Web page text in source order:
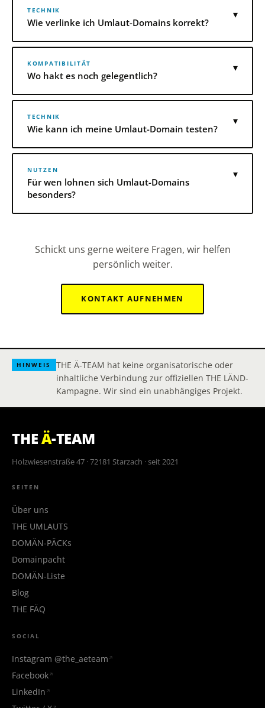
TECHNIK
Wie verlinke ich Umlaut-Domains korrekt?
▾
KOMPATIBILITÄT
Wo hakt es noch gelegentlich?
▾
TECHNIK
Wie kann ich meine Umlaut-Domain testen?
▾
NUTZEN
Für wen lohnen sich Umlaut-Domains
besonders?
▾
Schickt uns gerne weitere Fragen, wir helfen
persönlich weiter.
KONTAKT AUFNEHMEN
HINWEIS
THE Ä-TEAM hat keine organisatorische oder
inhaltliche Verbindung zur offiziellen THE LÄND-
Kampagne. Wir sind ein unabhängiges Projekt.
THEÄ-TEAM
Holzwiesenstraße 47 · 72181 Starzach · seit 2021
SEITEN
Über uns
THE UMLAUTS
DOMÄN-PÄCKs
Domainpacht
DOMÄN-Liste
Blog
THE FÄQ
SOCIAL
Instagram @the_aeteam
Facebook
LinkedIn